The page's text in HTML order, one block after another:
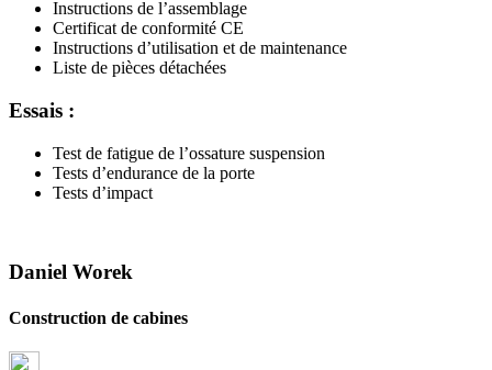
Instructions de l’assemblage
Certificat de conformité CE
Instructions d’utilisation et de maintenance
Liste de pièces détachées
Essais :
Test de fatigue de l’ossature suspension
Tests d’endurance de la porte
Tests d’impact
Daniel Worek
Construction de cabines